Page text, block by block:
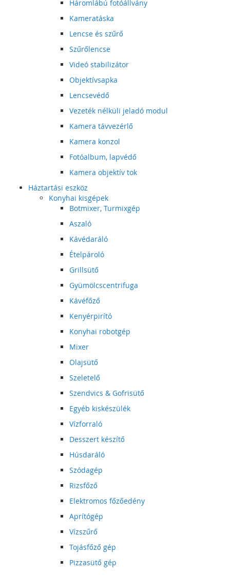
Háromlábú fotóállvány
Kameratáska
Lencse és szűrő
Szűrőlencse
Videó stabilizátor
Objektívsapka
Lencsevédő
Vezeték nélküli jeladó modul
Kamera távvezérlő
Kamera konzol
Fotóalbum, lapvédő
Kamera objektív tok
Háztartási eszköz
Konyhai kisgépek
Botmixer, Turmixgép
Aszaló
Kávédaráló
Ételpároló
Grillsütő
Gyümölcscentrifuga
Kávéfőző
Kenyérpirító
Konyhai robotgép
Mixer
Olajsütő
Szeletelő
Szendvics & Gofrisütő
Egyéb kiskészülék
Vízforraló
Desszert készítő
Húsdaráló
Szódagép
Rizsfőző
Elektromos főzőedény
Aprítógép
Vízszűrő
Tojásfőző gép
Pizzasütő gép